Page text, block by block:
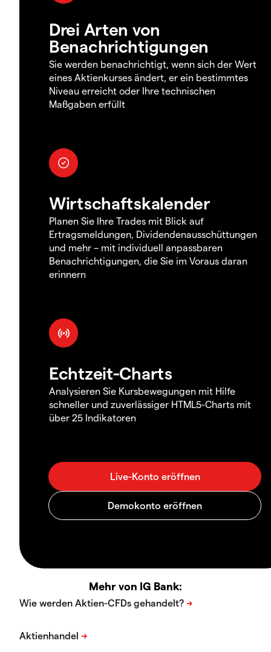
Drei Arten von
Benachrichtigungen
Sie werden benachrichtigt, wenn sich der Wert
eines Aktienkurses ändert, er ein bestimmtes
Niveau erreicht oder Ihre technischen
Maßgaben erfüllt
Wirtschaftskalender
Planen Sie Ihre Trades mit Blick auf
Ertragsmeldungen, Dividendenausschüttungen
und mehr – mit individuell anpassbaren
Benachrichtigungen, die Sie im Voraus daran
erinnern
Echtzeit-Charts
Analysieren Sie Kursbewegungen mit Hilfe
schneller und zuverlässiger HTML5-Charts mit
über 25 Indikatoren
Mehr von IG Bank: